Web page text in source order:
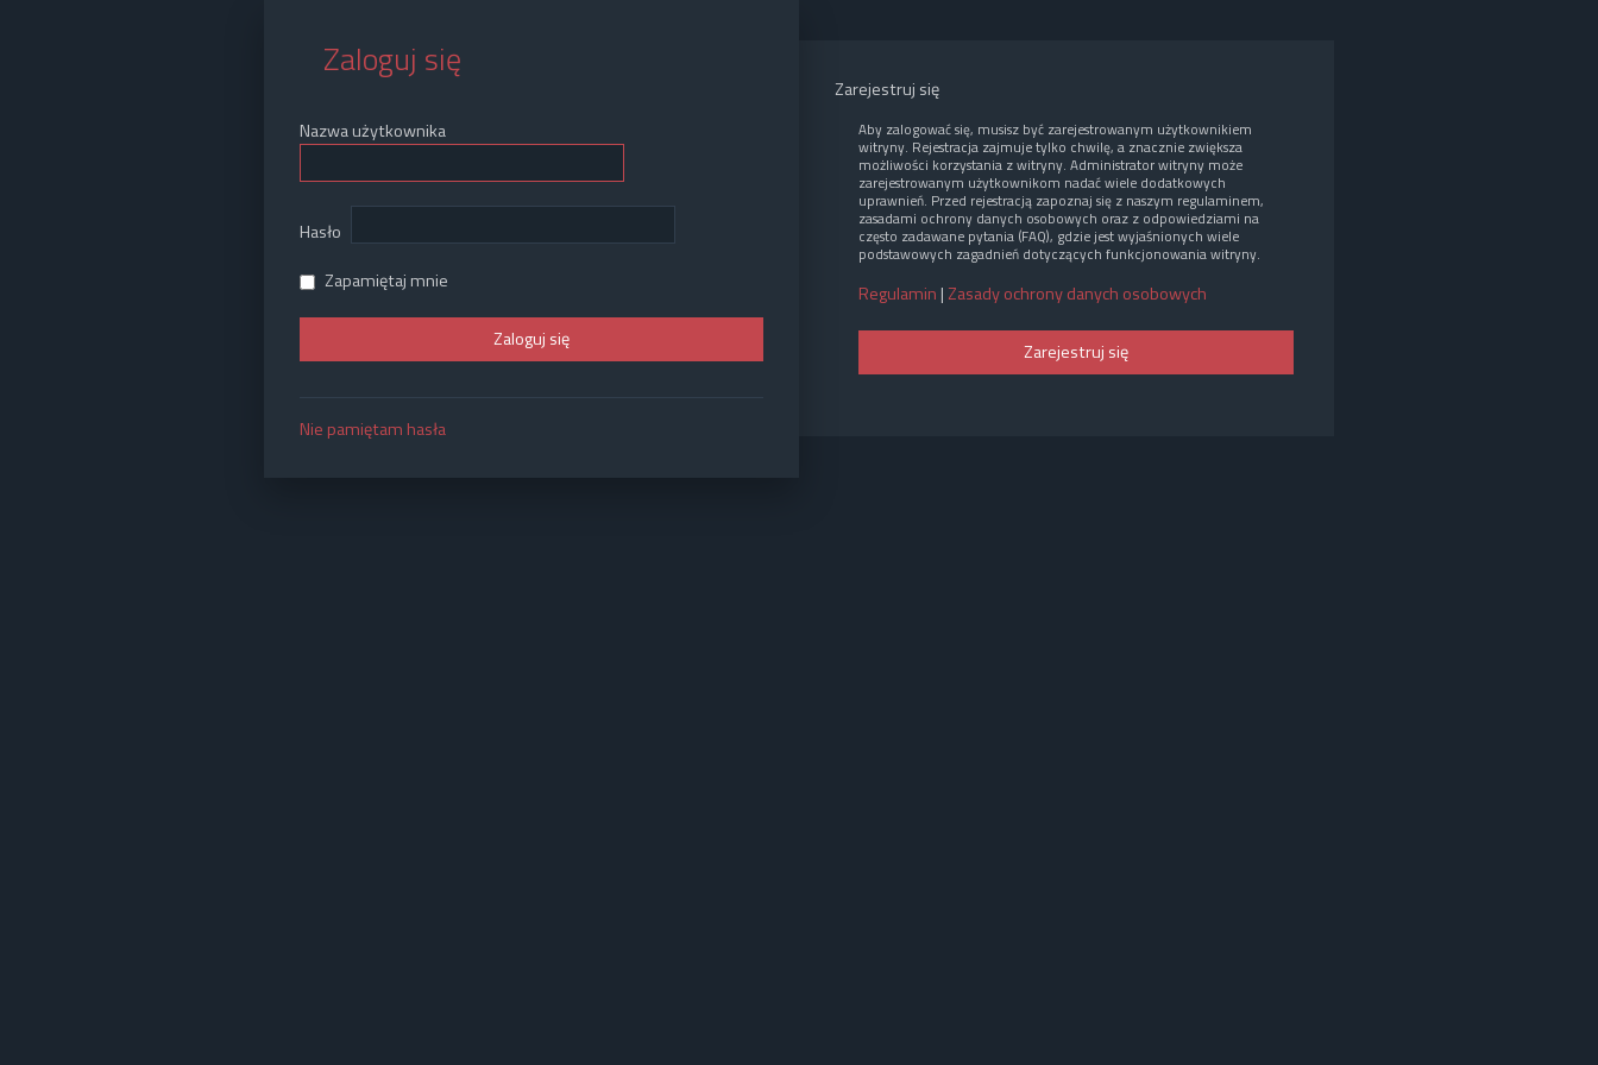
Zaloguj się
Nazwa użytkownika
Hasło
Zapamiętaj mnie
Nie pamiętam hasła
Zarejestruj się
Aby zalogować się, musisz być zarejestrowanym użytkownikiem
witryny. Rejestracja zajmuje tylko chwilę, a znacznie zwiększa
możliwości korzystania z witryny. Administrator witryny może
zarejestrowanym użytkownikom nadać wiele dodatkowych
uprawnień. Przed rejestracją zapoznaj się z naszym regulaminem,
zasadami ochrony danych osobowych oraz z odpowiedziami na
często zadawane pytania (FAQ), gdzie jest wyjaśnionych wiele
podstawowych zagadnień dotyczących funkcjonowania witryny.
Regulamin | Zasady ochrony danych osobowych
Zarejestruj się